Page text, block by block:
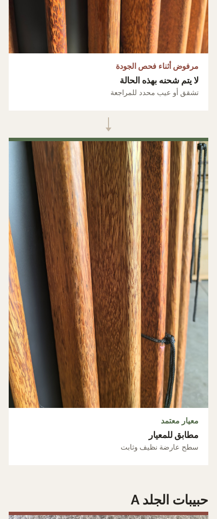
مرفوض أثناء فحص الجودة
لا يتم شحنه بهذه الحالة
تشقق أو عيب محدد للمراجعة
معيار معتمد
مطابق للمعيار
سطح عارضة نظيف وثابت
حبيبات الجلد A